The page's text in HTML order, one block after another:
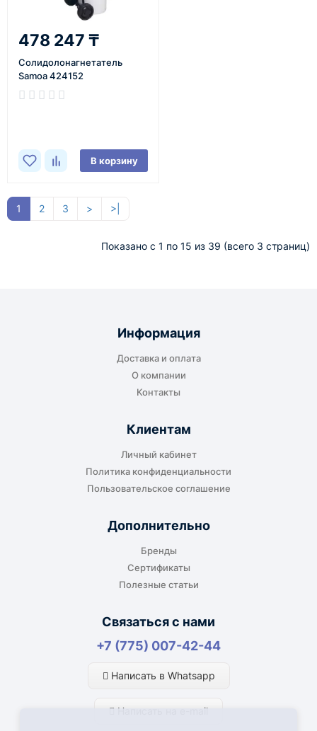
478 247 ₸
Солидолонагнетатель
Samoa 424152
В корзину
1 2 3 > >|
Показано с 1 по 15 из 39 (всего 3 страниц)
Информация
Доставка и оплата
О компании
Контакты
Клиентам
Личный кабинет
Политика конфиденциальности
Пользовательское соглашение
Дополнительно
Бренды
Сертификаты
Полезные статьи
Связаться с нами
+7 (775) 007-42-44
Написать в Whatsapp
Написать на e-mail